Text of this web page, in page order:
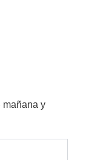
mañana y